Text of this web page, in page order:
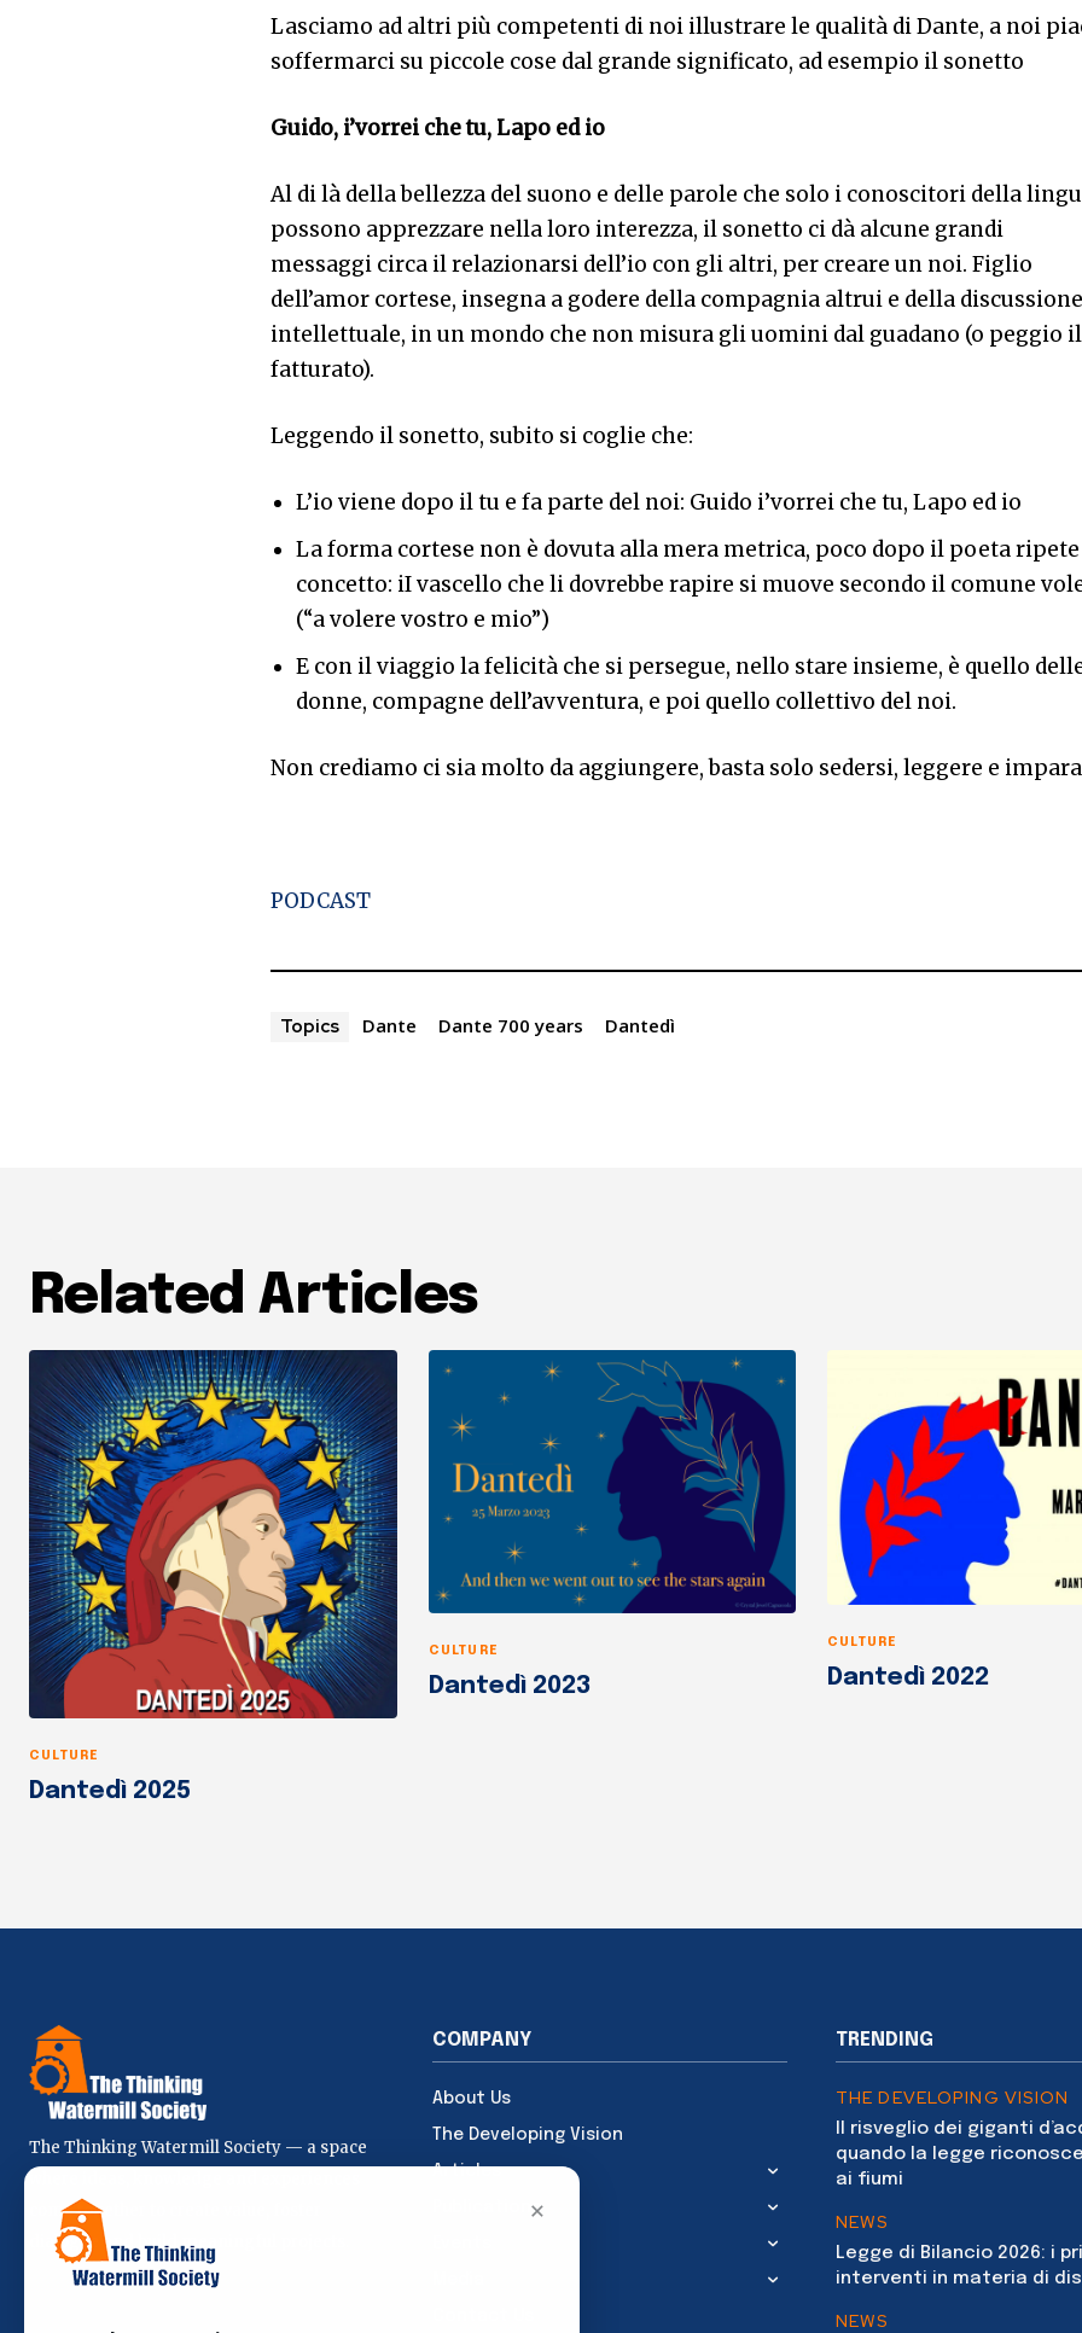
Lasciamo ad altri più competenti di noi illustrare le qualità di Dante, a noi
soffermarci su piccole cose dal grande significato, ad esempio il sonetto
Guido, i’vorrei che tu, Lapo ed io
Al di là della bellezza del suono e delle parole che solo i conoscitori della
possono apprezzare nella loro interezza, il sonetto ci dà alcune grandi
messaggi circa il relazionarsi dell’io con gli altri, per creare un noi. Figlio
dell’amor cortese, insegna a godere della compagnia altrui e della
intellettuale, in un mondo che non misura gli uomini dal guadano (o peggio il
fatturato).
Leggendo il sonetto, subito si coglie che:
L’io viene dopo il tu e fa parte del noi: Guido i’vorrei che tu, Lapo ed io
La forma cortese non è dovuta alla mera metrica, poco dopo il poeta
concetto: iI vascello che li dovrebbe rapire si muove secondo il comune
(“a volere vostro e mio”)
E con il viaggio la felicità che si persegue, nello stare insieme, è quello
donne, compagne dell’avventura, e poi quello collettivo del noi.
Non crediamo ci sia molto da aggiungere, basta solo sedersi, leggere e
PODCAST
Topics Dante Dante 700 years Dantedì
Related Articles
CULTURE
Dantedì 2025
CULTURE
Dantedì 2023
CULTURE
Dantedì 2022
The Thinking Watermill Society — a space
come together to create value, foster
dialogue and build meaningful projects.
COMPANY
About Us
The Developing Vision
Articles
Publications
TRENDING
THE DEVELOPING VISION
Il risveglio dei giganti
quando la legge riconosce
ai fiumi
NEWS
Legge di Bilancio 2026: i
interventi in materia di
NEWS
×